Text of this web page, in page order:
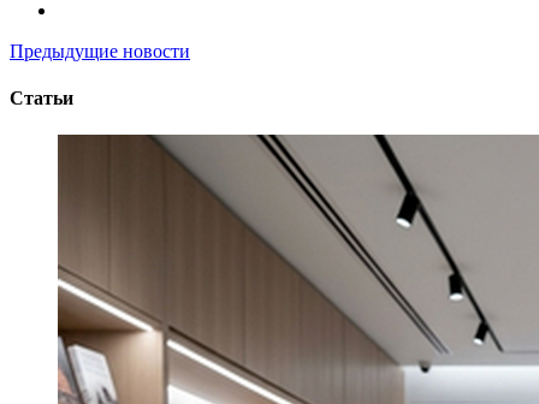
Предыдущие новости
Статьи